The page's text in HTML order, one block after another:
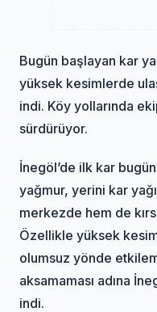
Bugün başlayan kar
yüksek kesimlerde
indi. Köy yollarında
sürdürüyor.
İnegöl’de ilk kar
yağmur, yerini kar
merkezde hem de
Özellikle yüksek
olumsuz yönde
aksamaması adına
indi.